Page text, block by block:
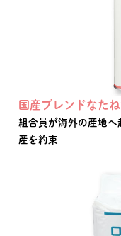
国産ブレンドなた
組合員が海外の産地へ
産を約束